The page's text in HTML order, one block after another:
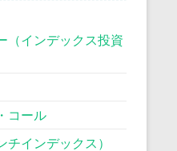
（インデックス投資
コール
インデックス）